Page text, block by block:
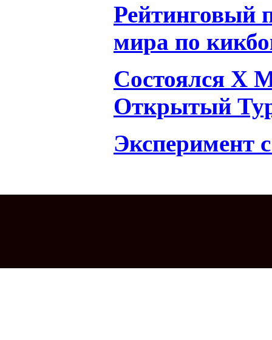
Рейтинговый
мира по
Состоялся X
Открытый
Эксперимент